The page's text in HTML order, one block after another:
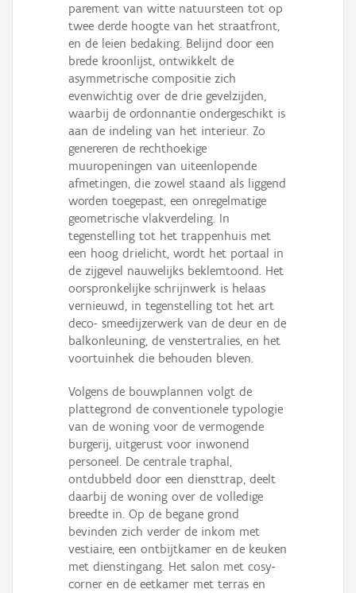
parement van witte natuursteen tot op
twee derde hoogte van het straatfront,
en de leien bedaking. Belijnd door een
brede kroonlijst, ontwikkelt de
asymmetrische compositie zich
evenwichtig over de drie gevelzijden,
waarbij de ordonnantie ondergeschikt is
aan de indeling van het interieur. Zo
genereren de rechthoekige
muuropeningen van uiteenlopende
afmetingen, die zowel staand als liggend
worden toegepast, een onregelmatige
geometrische vlakverdeling. In
tegenstelling tot het trappenhuis met
een hoog drielicht, wordt het portaal in
de zijgevel nauwelijks beklemtoond. Het
oorspronkelijke schrijnwerk is helaas
vernieuwd, in tegenstelling tot het art
deco- smeedijzerwerk van de deur en de
balkonleuning, de venstertralies, en het
voortuinhek die behouden bleven.
Volgens de bouwplannen volgt de
plattegrond de conventionele typologie
van de woning voor de vermogende
burgerij, uitgerust voor inwonend
personeel. De centrale traphal,
ontdubbeld door een diensttrap, deelt
daarbij de woning over de volledige
breedte in. Op de begane grond
bevinden zich verder de inkom met
vestiaire, een ontbijtkamer en de keuken
met dienstingang. Het salon met cosy-
corner en de eetkamer met terras en